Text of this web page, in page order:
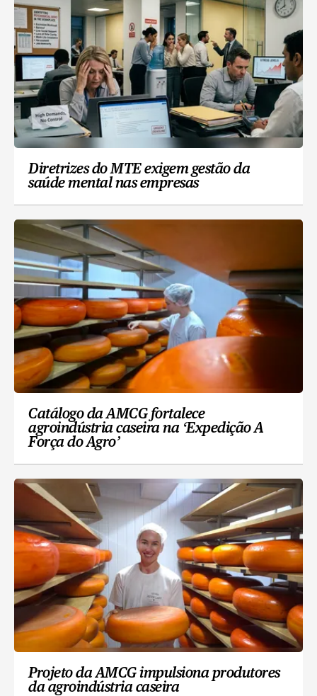
Diretrizes do MTE exigem gestão da
saúde mental nas empresas
Catálogo da AMCG fortalece
agroindústria caseira na ‘Expedição A
Força do Agro’
Projeto da AMCG impulsiona produtores
da agroindústria caseira